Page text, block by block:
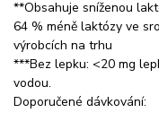
**Obsahuje sníženou
64 % méně laktózy ve
výrobcích na trhu
***Bez lepku: <20 mg
vodou.
Doporučené dávkování: